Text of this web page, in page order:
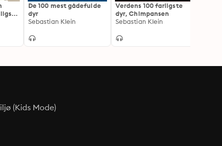
De 100 mest gådefulde
dyr
Sebastian Klein
Verdens 100 farligste
dyr, Chimpansen
Sebastian Klein
(Kids Mode)